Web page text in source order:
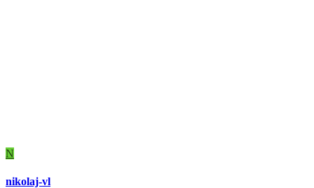
N
nikolaj-vl